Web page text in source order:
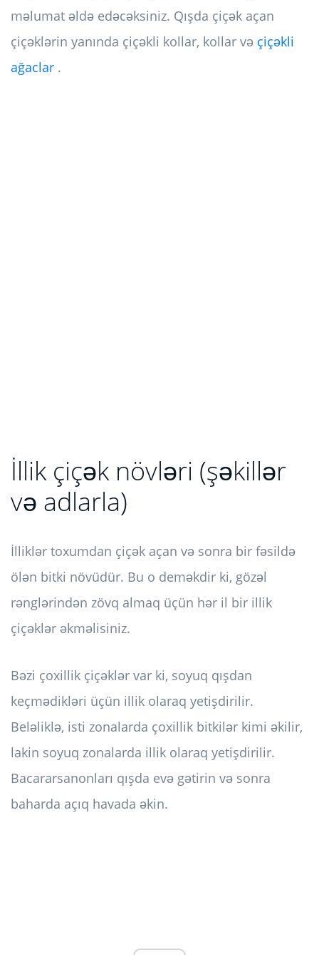
məlumat əldə edəcəksiniz. Qışda çiçək açan
çiçəklərin yanında çiçəkli kollar, kollar və çiçəkli
ağaclar .
İllik çiçək növləri (şəkillər
və adlarla)
İlliklər toxumdan çiçək açan və sonra bir fəsildə
ölən bitki növüdür. Bu o deməkdir ki, gözəl
rənglərindən zövq almaq üçün hər il bir illik
çiçəklər əkməlisiniz.
Bəzi çoxillik çiçəklər var ki, soyuq qışdan
keçmədikləri üçün illik olaraq yetişdirilir.
Beləliklə, isti zonalarda çoxillik bitkilər kimi əkilir,
lakin soyuq zonalarda illik olaraq yetişdirilir.
Bacararsanonları qışda evə gətirin və sonra
baharda açıq havada əkin.